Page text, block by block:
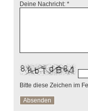
Deine Nachricht: *
Bitte diese Zeichen im